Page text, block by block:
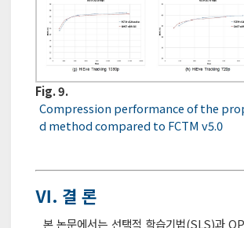
Fig. 9.
Compression performance of the
d method compared to FCTM v5.0
Ⅵ. 결 론
본 논문에서는 선택적 학습기법(SLS)과